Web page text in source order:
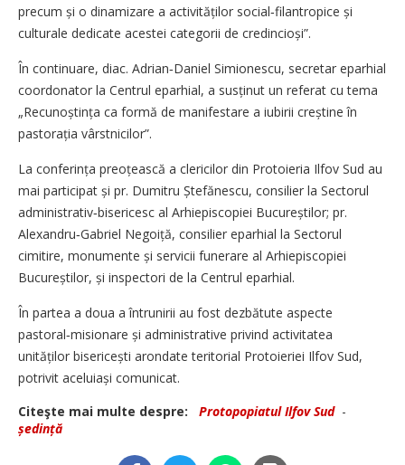
precum și o dinamizare a activităților social‑filantropice și
culturale dedicate acestei categorii de credincioși”.
În continuare, diac. Adrian‑Daniel Simionescu, secretar eparhial
coordonator la Centrul eparhial, a susținut un referat cu tema
„Recunoștința ca formă de manifestare a iubirii creștine în
pastorația vârstnicilor”.
La conferința preoțească a clericilor din Protoieria Ilfov Sud au
mai participat și pr. Dumitru Ștefănescu, consilier la Sectorul
administrativ‑bisericesc al Arhiepiscopiei Bucureștilor; pr.
Alexandru‑Gabriel Negoiță, consilier eparhial la Sectorul
cimitire, monumente și servicii funerare al Arhiepiscopiei
Bucureștilor, și inspectori de la Centrul eparhial.
În partea a doua a întrunirii au fost dezbătute aspecte
pastoral‑misionare și administrative privind activitatea
unităților bisericești arondate teritorial Protoieriei Ilfov Sud,
potrivit aceluiași comunicat.
Citeşte mai multe despre:
Protopopiatul Ilfov Sud-
ședință